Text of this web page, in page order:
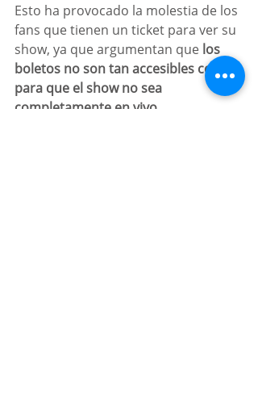
Esto ha provocado la molestia de los
fans que tienen un ticket para ver su
show, ya que argumentan que los
boletos no son tan accesibles como
para que el show no sea
completamente en vivo.